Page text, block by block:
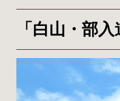
「白山・部